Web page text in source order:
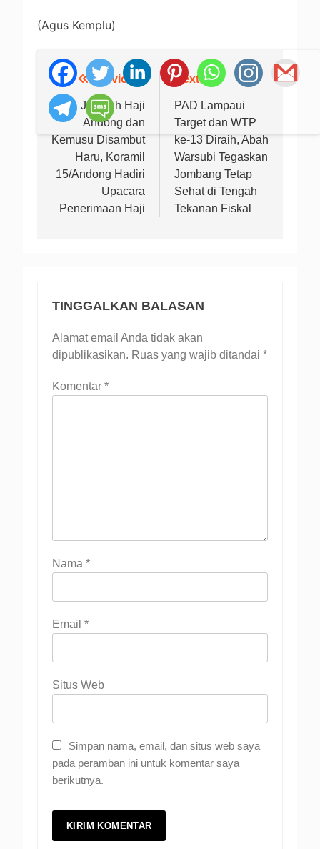
(Agus Kemplu)
Navigasi
pos
Previous:
Jamaah Haji
Andong dan
Kemusu Disambut
Haru, Koramil
15/Andong Hadiri
Upacara
Penerimaan Haji
Next:
PAD Lampaui
Target dan WTP
ke-13 Diraih, Abah
Warsubi Tegaskan
Jombang Tetap
Sehat di Tengah
Tekanan Fiskal
TINGGALKAN BALASAN
Alamat email Anda tidak akan
dipublikasikan. Ruas yang wajib ditandai *
Komentar *
Nama *
Email *
Situs Web
Simpan nama, email, dan situs web saya
pada peramban ini untuk komentar saya
berikutnya.